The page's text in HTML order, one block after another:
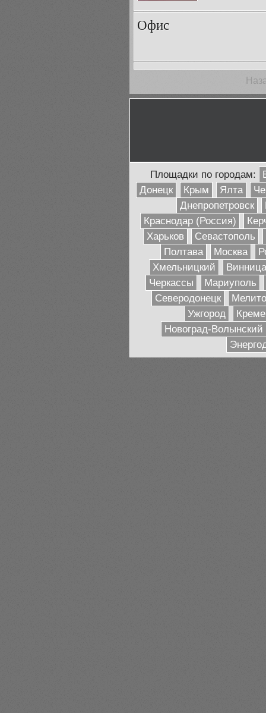
Офис
Площадки по городам:
Донецк
Крым Ялта
Днепропетровск
Краснодар (Россия)
Харьков
Севастополь
Полтава
Москва
Хмельницкий
Винница
Черкассы
Мариуполь
Северодонецк
Ужгород
Новоград-Волынский